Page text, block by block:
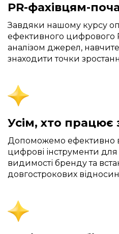
PR-фахівцям-
Завдяки нашому курсу
ефективного цифрового
аналізом джерел,
знаходити точки
Усім, хто працює
Допоможемо ефективно
цифрові інструменти
видимості бренду та
довгострокових